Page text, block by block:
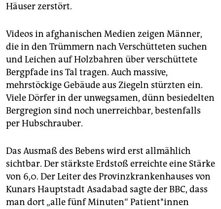
Häuser zerstört.
Videos in afghanischen Medien zeigen Männer,
die in den Trümmern nach Verschütteten suchen
und Leichen auf Holzbahren über verschüttete
Bergpfade ins Tal tragen. Auch massive,
mehrstöckige Gebäude aus Ziegeln stürzten ein.
Viele Dörfer in der unwegsamen, dünn besiedelten
Bergregion sind noch unerreichbar, bestenfalls
per Hubschrauber.
Das Ausmaß des Bebens wird erst allmählich
sichtbar. Der stärkste Erdstoß erreichte eine Stärke
von 6,0. Der Leiter des Provinzkrankenhauses von
Kunars Hauptstadt Asadabad sagte der BBC, dass
man dort „alle fünf Minuten“ Pa­ti­en­t*in­nen